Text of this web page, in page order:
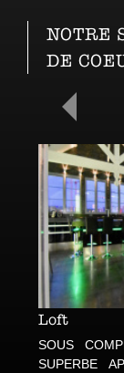
NOTRE
DE
Loft
SOUS
SUPERBE